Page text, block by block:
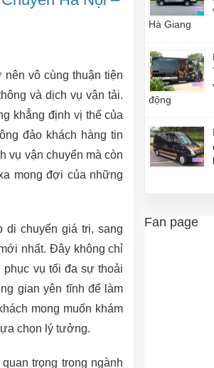
vô cùng thuận tiện
và dịch vụ vận tải.
khẳng định vị thế của
đảo khách hàng tin
vụ vận chuyển mà còn
mong đợi của những
di chuyển giá trị, sang
nhất. Đây không chỉ
phục vụ tối đa sự thoải
gian yên tĩnh để làm
mong muốn khám
chọn lý tưởng.
trọng trong ngành
Hà Giang
động
Fan page